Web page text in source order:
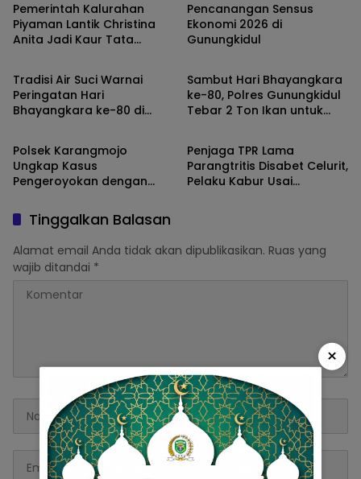
Pemerintah Kalurahan
Piyaman Lantik Christina
Anita Jadi Kaur Tata
Pencanangan Sensus
Ekonomi 2026 di
Gunungkidul
Daerah
Tradisi Air Suci Warnai
Peringatan Hari
Bhayangkara ke-80 di
Gunungkidul
Sambut Hari Bhayangkara
ke-80, Polres Gunungkidul
Tebar 2 Ton Ikan untuk
Gunungkidul
Polsek Karangmojo
Ungkap Kasus
Pengeroyokan dengan
Diamankan
Gunungkidul
Penjaga TPR Lama
Parangtritis Disabet Celurit,
Pelaku Kabur Usai
Tinggalkan Balasan
Alamat email Anda tidak akan dipublikasikan. Ruas yang
wajib ditandai *
×